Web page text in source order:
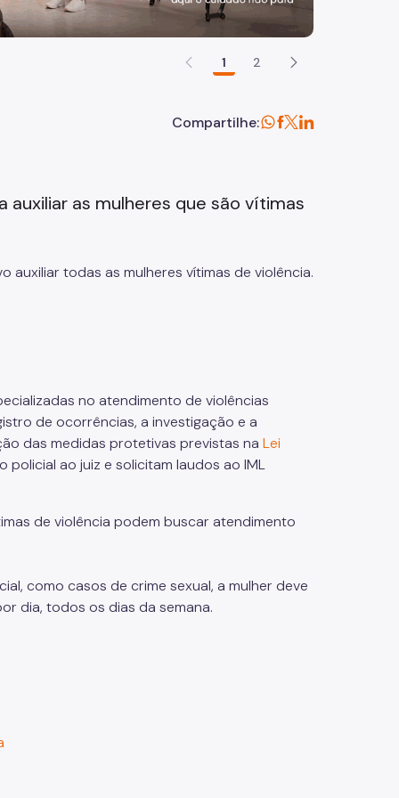
1 2
Compartilhe:
auxiliar as mulheres que são vítimas
auxiliar todas as mulheres vítimas de violência.
no atendimento de violências
de ocorrências, a investigação e a
das medidas protetivas previstas na Lei
ao juiz e solicitam laudos ao IML
de violência podem buscar atendimento
como casos de crime sexual, a mulher deve
dia, todos os dias da semana.